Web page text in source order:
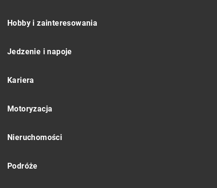
Hobby i zainteresowania
Jedzenie i napoje
Kariera
Motoryzacja
Nieruchomości
Podróże